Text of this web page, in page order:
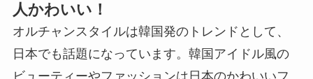
人かわいい！
オルチャンスタイルは韓国発のトレンドとして、
日本でも話題になっています。韓国アイドル風の
ビューティーやファッションは日本のかわいいフ